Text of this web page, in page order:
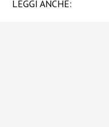
LEGGI ANCHE: